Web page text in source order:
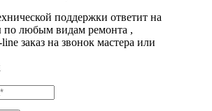
радиоуправлении
верховой езды
массажеров
поддержки ответит на
любым видам ремонта ,
заказ на звонок мастера или